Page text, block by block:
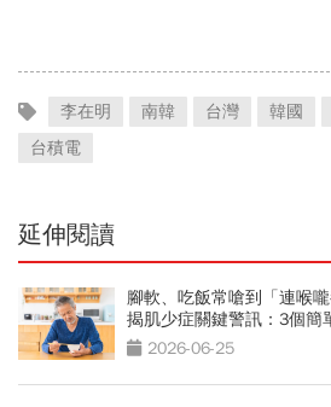
李在明 南韓 台灣 韓國
台積電
延伸閱讀
腳軟、吃飯常嗆到「連喉
揭肌少症關鍵警訊：3個簡
2026-06-25